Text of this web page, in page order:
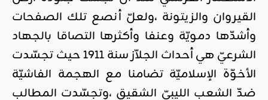
القيروان والزيتونة ،ولعلّ أنصع تلك الصفحات
وأشدّها دمويّة وعنفا وأكثرها التصاقا بالجهاد
الشرعيّ هي أحداث الجلاّز سنة 1911 حيث تجسّدت
الأخوّة الإسلاميّة تضامنا مع الهجمة الفاشيّة
ضدّ الشعب الليبيّ الشقيق ،وتجسّدت المطالب